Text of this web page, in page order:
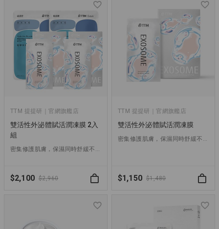
TTM 提提研｜官網旗艦店
雙活性外泌體賦活潤凍膜 2入
組
密集修護肌膚，保濕同時舒緩不適，強化肌膚防禦力，淡化細紋、延緩老化
$2,100 $2,960
TTM 提提研｜官網旗艦店
雙活性外泌體賦活潤凍膜
密集修護肌膚，保濕同時舒緩不適，強化肌膚防禦力，淡化細紋、延緩老化
$1,150 $1,480